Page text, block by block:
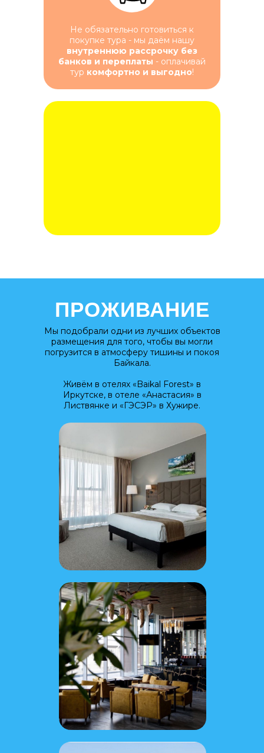
Не обязательно готовиться к
покупке тура - мы даём нашу
внутреннюю рассрочку без
банков и переплаты - оплачивай
тур комфортно и выгодно!
ПРОЖИВАНИЕ
Мы подобрали одни из лучших объектов
размещения для того, чтобы вы могли
погрузится в атмосферу тишины и покоя
Байкала.
Живём в отелях «Baikal Forest» в
Иркутске, в отеле «Анастасия» в
Листвянке и «ГЭСЭР» в Хужире.